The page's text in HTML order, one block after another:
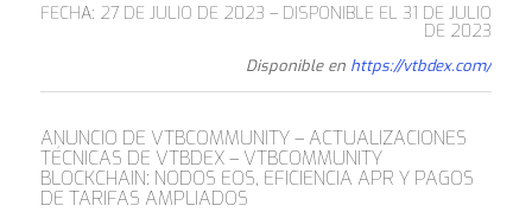
FECHA: 27 DE JULIO DE 2023 – DISPONIBLE EL 31 DE JULIO
DE 2023
Disponible en https://vtbdex.com/
ANUNCIO DE VTBCOMMUNITY – ACTUALIZACIONES
TÉCNICAS DE VTBDEX – VTBCOMMUNITY
BLOCKCHAIN: NODOS EOS, EFICIENCIA APR Y PAGOS
DE TARIFAS AMPLIADOS